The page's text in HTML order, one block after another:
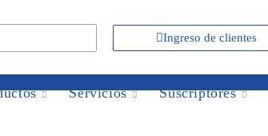
Ingreso de clientes
Servicios Suscriptores